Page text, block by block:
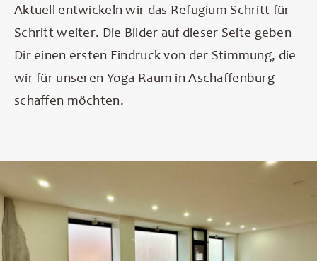
Aktuell entwickeln wir das Refugium Schritt für
Schritt weiter. Die Bilder auf dieser Seite geben
Dir einen ersten Eindruck von der Stimmung, die
wir für unseren Yoga Raum in Aschaffenburg
schaffen möchten.